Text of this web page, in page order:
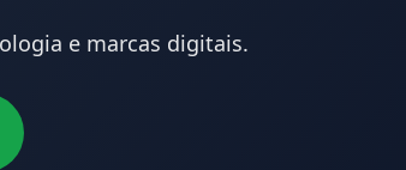
e marcas digitais.